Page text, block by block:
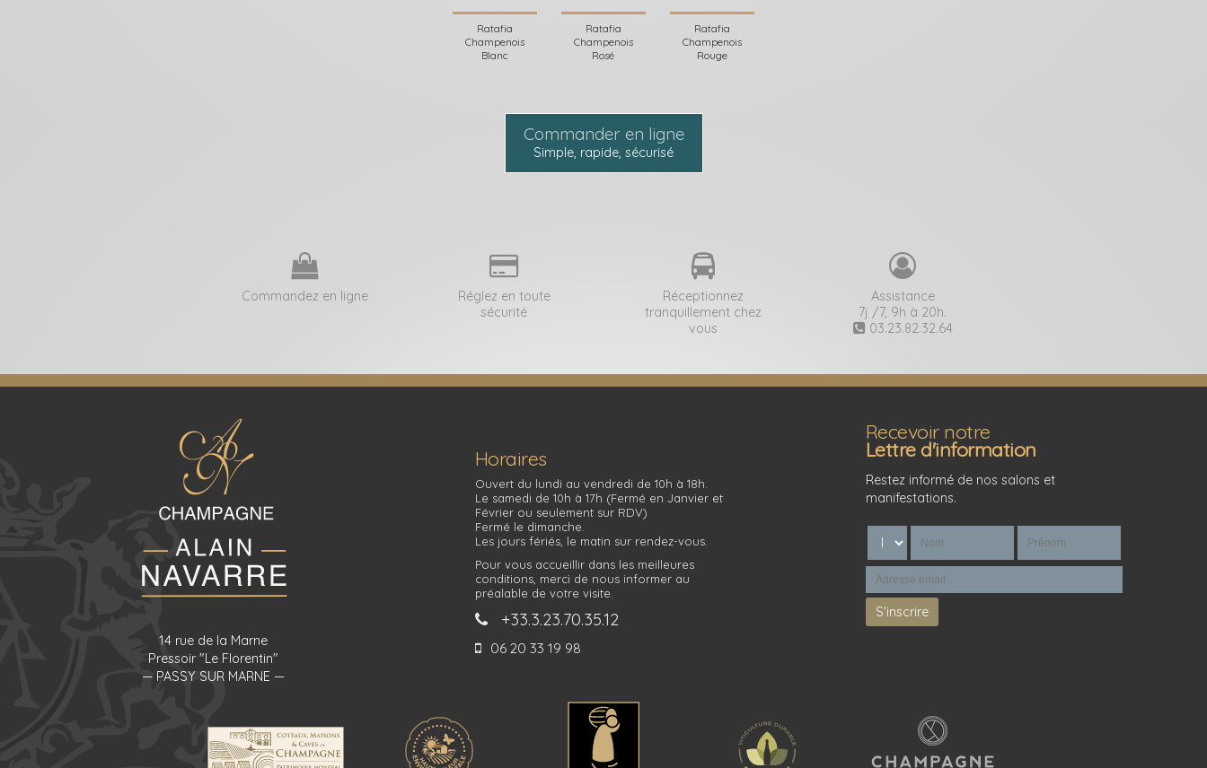
Ratafia
Champenois
Blanc
Ratafia
Champenois
Rosé
Ratafia
Champenois
Rouge
Commander en ligne
Simple, rapide, sécurisé
Commandez en ligne
Réglez en toute
sécurité
Réceptionnez
tranquillement chez
vous
Assistance
7j /7, 9h à 20h.
03.23.82.32.64
14 rue de la Marne
Pressoir "Le Florentin"
— PASSY SUR MARNE —
Horaires
Ouvert du lundi au vendredi de 10h à 18h.
Le samedi de 10h à 17h (Fermé en Janvier et
Février ou seulement sur RDV)
Fermé le dimanche.
Les jours fériés, le matin sur rendez-vous.
Pour vous accueillir dans les meilleures
conditions, merci de nous informer au
préalable de votre visite.
+33.3.23.70.35.12
06 20 33 19 98
Recevoir notre
Lettre d'information
Restez informé de nos salons et
manifestations.